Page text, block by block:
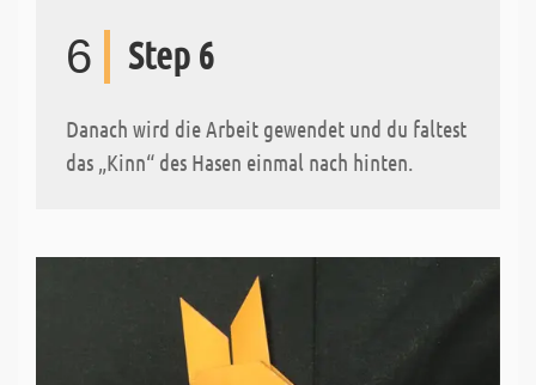
6 Step 6
Danach wird die Arbeit gewendet und du faltest
das „Kinn“ des Hasen einmal nach hinten.